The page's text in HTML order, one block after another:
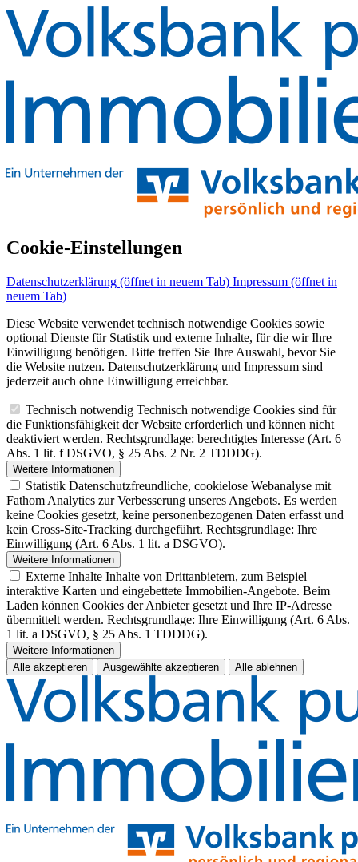
Cookie-Einstellungen
Datenschutzerklärung (öffnet in neuem Tab) Impressum (öffnet in
neuem Tab)
Diese Website verwendet technisch notwendige Cookies sowie
optional Dienste für Statistik und externe Inhalte, für die wir Ihre
Einwilligung benötigen. Bitte treffen Sie Ihre Auswahl, bevor Sie
die Website nutzen. Datenschutzerklärung und Impressum sind
jederzeit auch ohne Einwilligung erreichbar.
Technisch notwendig Technisch notwendige Cookies sind für
die Funktionsfähigkeit der Website erforderlich und können nicht
deaktiviert werden. Rechtsgrundlage: berechtigtes Interesse (Art. 6
Abs. 1 lit. f DSGVO, § 25 Abs. 2 Nr. 2 TDDDG).
Weitere Informationen
Statistik Datenschutzfreundliche, cookielose Webanalyse mit
Fathom Analytics zur Verbesserung unseres Angebots. Es werden
keine Cookies gesetzt, keine personenbezogenen Daten erfasst und
kein Cross-Site-Tracking durchgeführt. Rechtsgrundlage: Ihre
Einwilligung (Art. 6 Abs. 1 lit. a DSGVO).
Weitere Informationen
Externe Inhalte Inhalte von Drittanbietern, zum Beispiel
interaktive Karten und eingebettete Immobilien-Angebote. Beim
Laden können Cookies der Anbieter gesetzt und Ihre IP-Adresse
übermittelt werden. Rechtsgrundlage: Ihre Einwilligung (Art. 6 Abs.
1 lit. a DSGVO, § 25 Abs. 1 TDDDG).
Weitere Informationen
Alle akzeptieren
Ausgewählte akzeptieren Alle ablehnen